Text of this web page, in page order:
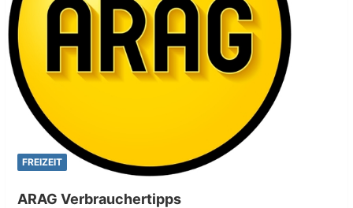
FREIZEIT
ARAG Verbrauchertipps